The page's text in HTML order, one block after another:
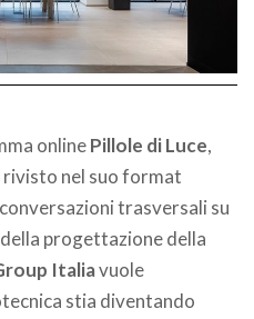
onlinePillole di Luce,
rivisto nel suo format
trasversali su
progettazione della
Italiavuole
stia diventando